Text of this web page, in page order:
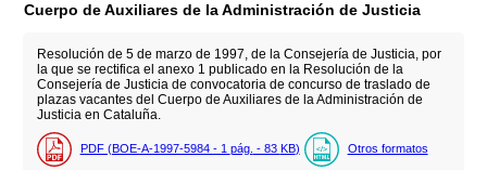
Cuerpo de Auxiliares de la Administración de Justicia
Resolución de 5 de marzo de 1997, de la Consejería de Justicia, por
la que se rectifica el anexo 1 publicado en la Resolución de la
Consejería de Justicia de convocatoria de concurso de traslado de
plazas vacantes del Cuerpo de Auxiliares de la Administración de
Justicia en Cataluña.
PDF (BOE-A-1997-5984 - 1 pág. - 83 KB) Otros formatos